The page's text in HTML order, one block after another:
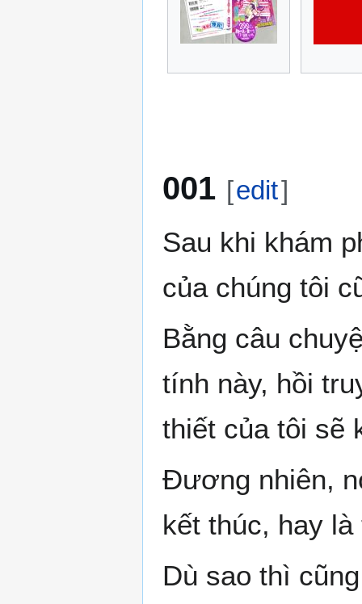
001 [edit]
Sau khi khám
của chúng tôi
Bằng câu
tính này, hồi
thiết của tôi sẽ
Đương nhiên,
kết thúc, hay
Dù sao thì